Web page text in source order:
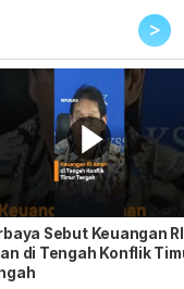
>
Sebut Keuangan RI
di Tengah Konflik